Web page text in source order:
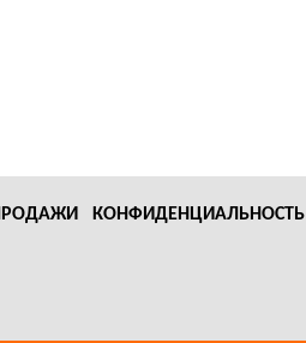
КОНФИДЕНЦИАЛЬНОСТЬ